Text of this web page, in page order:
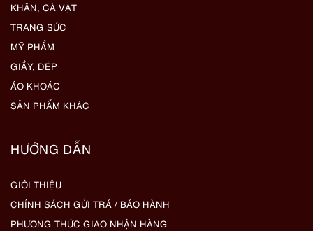
KHĂN, CÀ VẠT
TRANG SỨC
MỸ PHẨM
GIẦY, DÉP
ÁO KHOÁC
SẢN PHẨM KHÁC
HƯỚNG DẪN
GIỚI THIỆU
CHÍNH SÁCH GỬI TRẢ / BẢO HÀNH
PHƯƠNG THỨC GIAO NHẬN HÀNG